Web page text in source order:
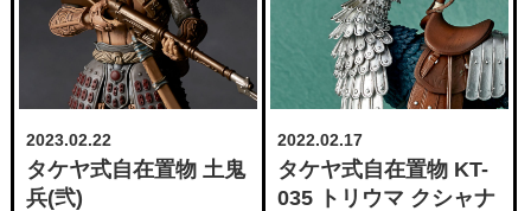
2023.02.22
タケヤ式自在置物 土鬼
兵(弐)
2022.02.17
タケヤ式自在置物 KT-
035 トリウマ クシャナ